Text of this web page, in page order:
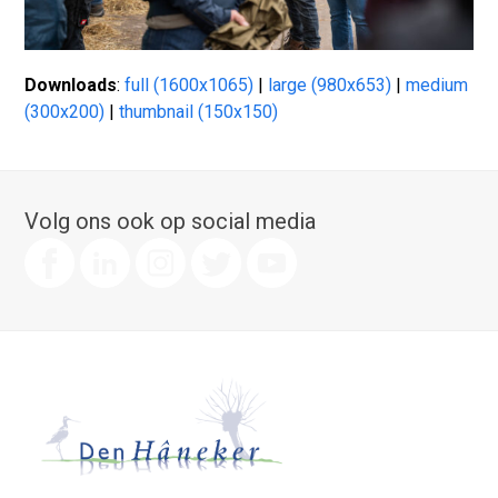
Downloads:full (1600x1065) | large (980x653) |medium
(300x200) |thumbnail (150x150)
Volg ons ook op social media